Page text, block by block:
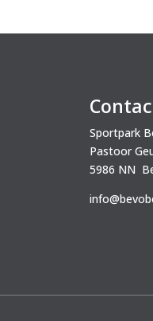
Sportpark
Pastoor
5986 NN